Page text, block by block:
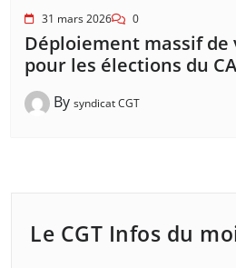
31 mars 2026 0
Déploiement massif de
pour les élections du
By syndicat CGT
Le CGT Infos du